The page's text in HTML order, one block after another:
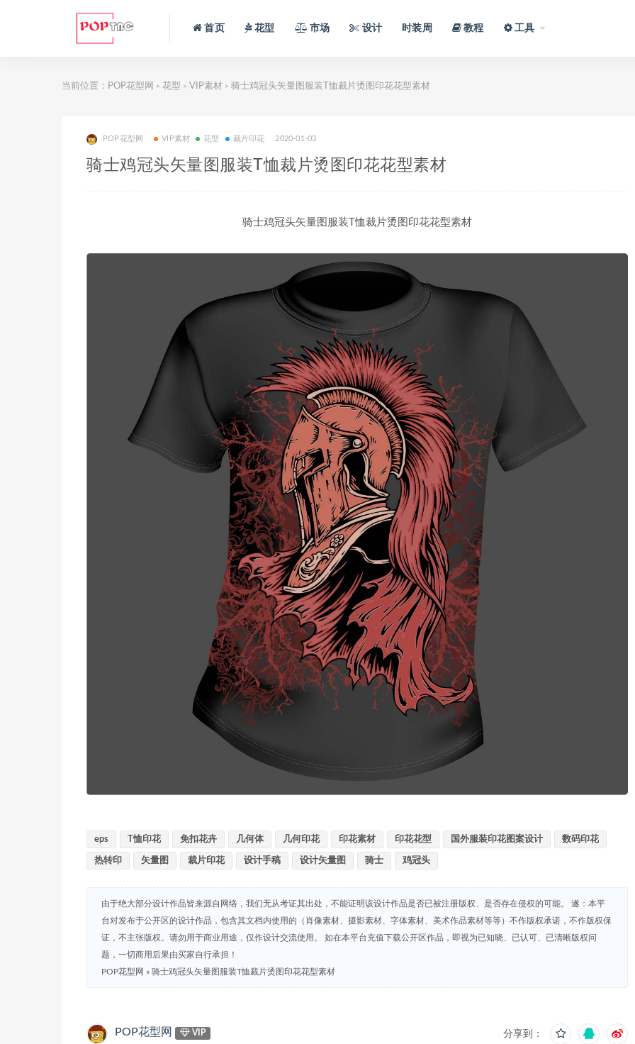
首页 花型 市场 设计 时装周 教程 工具
当前位置： POP花型网 > 花型 > VIP素材 > 骑士鸡冠头矢量图服装T恤裁片烫图印花花型素材
POP花型网 VIP素材 花型 裁片印花 2020-01-03
骑士鸡冠头矢量图服装T恤裁片烫图印花花型素材
骑士鸡冠头矢量图服装T恤裁片烫图印花花型素材
eps T恤印花 免扣花卉 几何体 几何印花 印花素材 印花花型 国外服装印花图案设计 数码印花
热转印 矢量图 裁片印花 设计手稿 设计矢量图 骑士 鸡冠头
由于绝大部分设计作品皆来源自网络，我们无从考证其出处，不能证明该设计作品是否已被注册版权、是否存在侵权的可能。 遂：本平
台对发布于公开区的设计作品，包含其文档内使用的（肖像素材、摄影素材、字体素材、美术作品素材等等）不作版权承诺，不作版权保
证，不主张版权。请勿用于商业用途，仅作设计交流使用。 如在本平台充值下载公开区作品，即视为已知晓、已认可、已清晰版权问
题，一切商用后果由买家自行承担！
POP花型网 » 骑士鸡冠头矢量图服装T恤裁片烫图印花花型素材
POP花型网 VIP 分享到：